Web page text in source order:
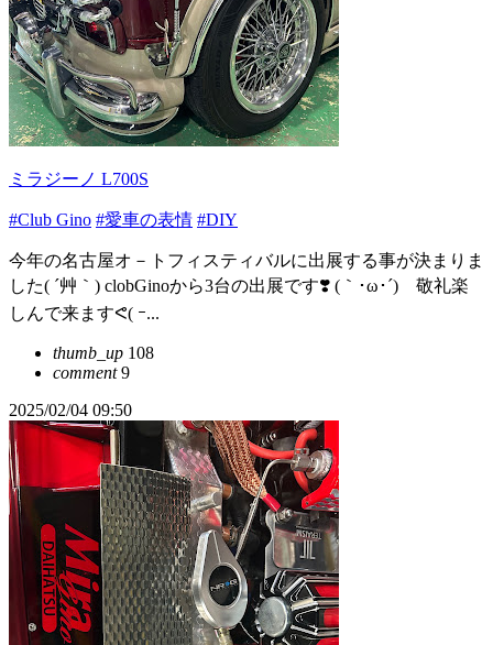
ミラジーノ L700S
#Club Gino #愛車の表情 #DIY
今年の名古屋オ－トフィスティバルに出展する事が決まりま
した( ´艸｀) clobGinoから3台の出展です❣️ (｀･ω･´)ゞ敬礼楽
しんで来ますᕙ( ｰ...
thumb_up 108
comment9
2025/02/04 09:50